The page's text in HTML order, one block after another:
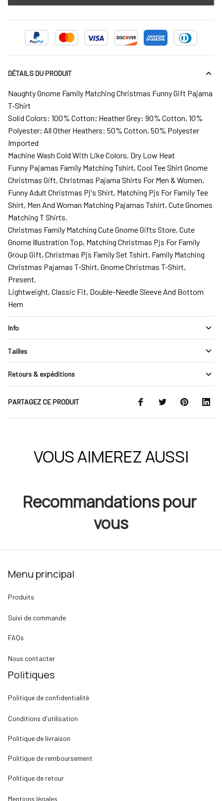
DÉTAILS DU PRODUIT
Naughty Gnome Family Matching Christmas Funny Gift Pajama
T-Shirt
Solid Colors: 100% Cotton; Heather Grey: 90% Cotton, 10%
Polyester; All Other Heathers: 50% Cotton, 50% Polyester
Imported
Machine Wash Cold With Like Colors, Dry Low Heat
Funny Pajamas Family Matching Tshirt, Cool Tee Shirt Gnome
Christmas Gift, Christmas Pajama Shirts For Men & Women,
Funny Adult Christmas Pj's Shirt, Matching Pjs For Family Tee
Shirt, Men And Woman Matching Pajamas Tshirt, Cute Gnomes
Matching T Shirts.
Christmas Family Matching Cute Gnome Gifts Store, Cute
Gnome Illustration Top, Matching Christmas Pjs For Family
Group Gift, Christmas Pjs Family Set Tshirt, Family Matching
Christmas Pajamas T-Shirt, Gnome Christmas T-Shirt,
Present.
Lightweight, Classic Fit, Double-Needle Sleeve And Bottom
Hem
Info
Tailles
Retours & expéditions
PARTAGEZ CE PRODUIT
VOUS AIMEREZ AUSSI
Recommandations pour
vous
Menu principal
Produits
Suivi de commande
FAQs
Nous contacter
Politiques
Politique de confidentialité
Conditions d'utilisation
Politique de livraison
Politique de remboursement
Politique de retour
Mentions légales